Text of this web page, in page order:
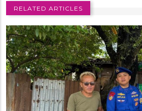
RELATED ARTICLES